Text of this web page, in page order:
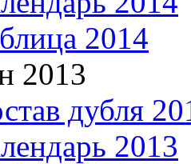
2014
2013
дубля
2013